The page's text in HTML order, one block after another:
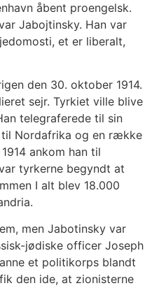
åbent proengelsk.
Jabojtinsky. Han var
et er liberalt,
den 30. oktober 1914.
sejr. Tyrkiet ville blive
telegraferede til sin
til Nordafrika og en række
ankom han til
tyrkerne begyndt at
I alt blev 18.000
men Jabotinsky var
jødiske officer Joseph
et politikorps blandt
den ide, at zionisterne